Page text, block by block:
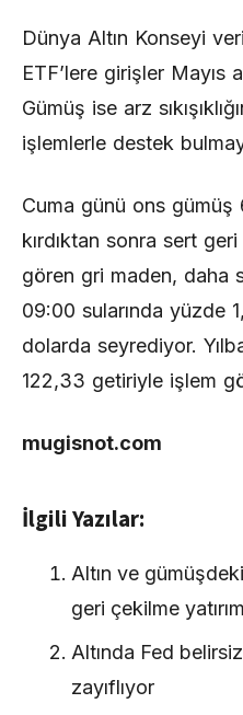
Dünya Altın Konseyi
ETF’lere girişler Mayıs
Gümüş ise arz
işlemlerle destek
Cuma günü ons
kırdıktan sonra sert geri
gören gri maden, daha
09:00 sularında yüzde
dolarda seyrediyor.
122,33 getiriyle işlem
mugisnot.com
İlgili Yazılar:
Altın ve
geri çekilme
Altında Fed
zayıflıyor